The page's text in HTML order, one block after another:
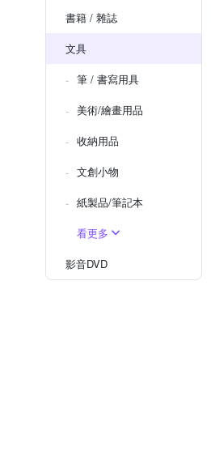
書籍 / 雜誌
文具
筆 / 書寫用具
美術/繪畫用品
收納用品
文創小物
紙製品/筆記本
看更多
影音DVD